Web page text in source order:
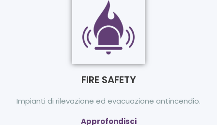
FIRE SAFETY
Impianti di rilevazione ed evacuazione antincendio.
Approfondisci